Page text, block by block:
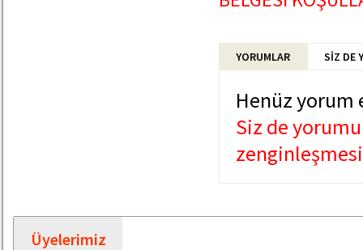
YORUMLAR SİZ DE
Henüz
Siz de
Üyelerimiz